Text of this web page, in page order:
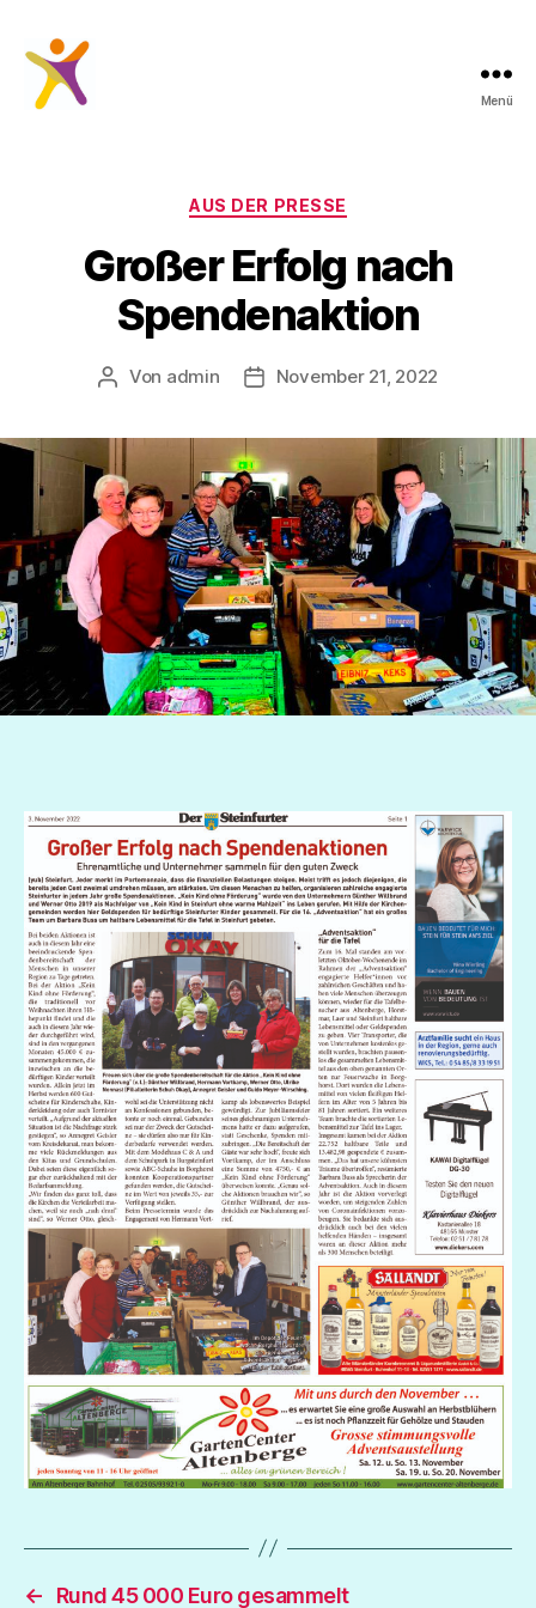
Menü
Kategorien
AUS DER PRESSE
Großer Erfolg nach
Spendenaktion
Beitragsautor
Von admin Beitragsdatum
November 21, 2022
← Rund 45 000 Euro gesammelt